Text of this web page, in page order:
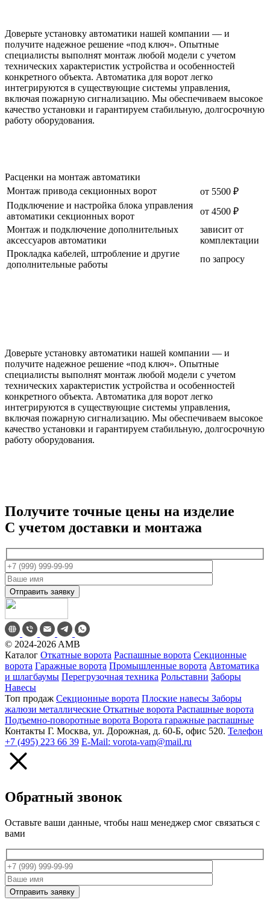
Доверьте установку автоматики нашей компании — и
получите надежное решение «под ключ». Опытные
специалисты выполнят монтаж любой модели с учетом
технических характеристик устройства и особенностей
конкретного объекта. Автоматика для ворот легко
интегрируются в существующие системы управления,
включая пожарную сигнализацию. Мы обеспечиваем высокое
качество установки и гарантируем стабильную, долгосрочную
работу оборудования.
Расценки на монтаж автоматики
Монтаж привода секционных ворот
от 5500 ₽
Подключение и настройка блока управления
автоматики секционных ворот
от 4500 ₽
Монтаж и подключение дополнительных
аксессуаров автоматики
зависит от
комплектации
Прокладка кабелей, штробление и другие
дополнительные работы
по запросу
Доверьте установку автоматики нашей компании — и
получите надежное решение «под ключ». Опытные
специалисты выполнят монтаж любой модели с учетом
технических характеристик устройства и особенностей
конкретного объекта. Автоматика для ворот легко
интегрируются в существующие системы управления,
включая пожарную сигнализацию. Мы обеспечиваем высокое
качество установки и гарантируем стабильную, долгосрочную
работу оборудования.
Получите точные цены на изделие
C учетом доставки и монтажа
© 2024-2026 AMB
Каталог Откатные ворота Распашные ворота Секционные
ворота Гаражные ворота Промышленные ворота Автоматика
и шлагбаумы Перегрузочная техника Рольставни Заборы
Навесы
Топ продаж Секционные ворота Плоские навесы Заборы
жалюзи металлические Откатные ворота Распашные ворота
Подъемно-поворотные ворота Ворота гаражные распашные
Контакты Г. Москва, ул. Дорожная, д. 60-Б, офис 520. Телефон
+7 (495) 223 66 39 E-Mail: vorota-vam@mail.ru
Обратный звонок
Оставьте ваши данные, чтобы наш менеджер смог связаться с
вами